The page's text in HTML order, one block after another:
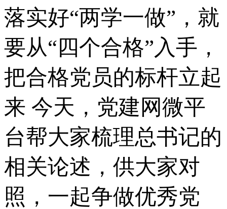
落实好“两学一做”，就
要从“四个合格”入手，
把合格党员的标杆立起
来 今天，党建网微平
台帮大家梳理总书记的
相关论述，供大家对
照，一起争做优秀党